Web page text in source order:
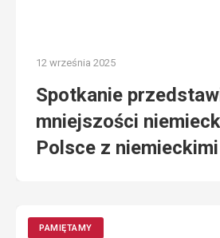
12 września 2025
Spotkanie
mniejszości
Polsce z
PAMIĘTAMY